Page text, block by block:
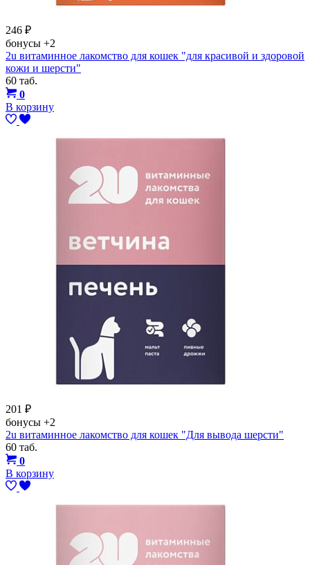
246 ₽
бонусы +2
2u витаминное лакомство для кошек "для красивой и здоровой
кожи и шерсти"
60 таб.
0
В корзину
201 ₽
бонусы +2
2u витаминное лакомство для кошек "Для вывода шерсти"
60 таб.
0
В корзину